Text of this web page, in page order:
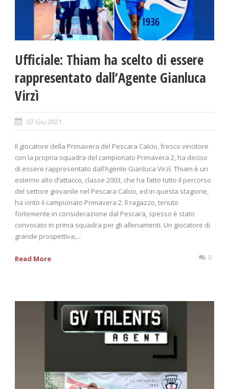
Ufficiale: Thiam ha scelto di essere
rappresentato dall’Agente Gianluca
Virzì
07 Giu 2021
Il giocatore della Primavera del Pescara Calcio, fresco vincitore
con la propria squadra del campionato Primavera 2, ha deciso
di essere rappresentato dall’Agente Gianluca Virzì. Thiam è un
esterno alto d’attacco, classe 2003, che ha fatto tutto il percorso
del settore giovanile nel Pescara Calcio, ed in questa stagione,
ha vinto il campionato Primavera 2. ll ragazzo, tenuto
fortemente in considerazione dal Pescara, spesso è stato
convocato in prima squadra per gli allenamenti. Un giocatore di
grande prospettiva,...
Read More 0